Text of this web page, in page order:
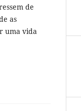
de
as
uma vida